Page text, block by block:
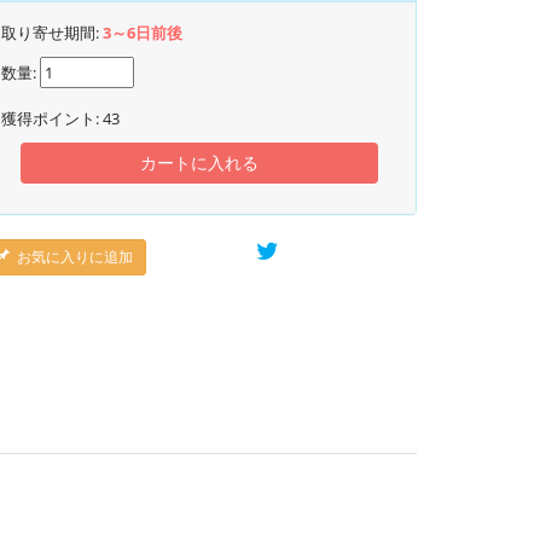
取り寄せ期間:3～6日前後
数量:
獲得ポイント:43
カートに入れる
お気に入りに追加